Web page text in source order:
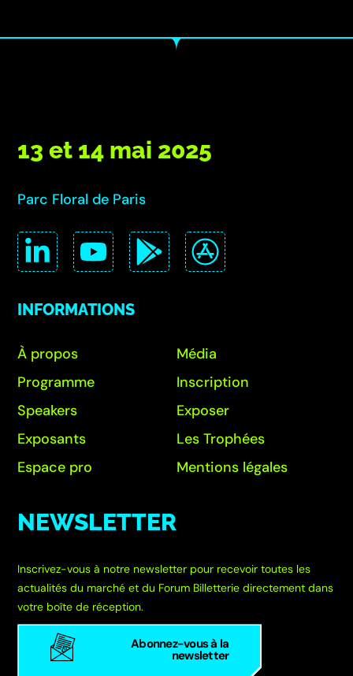
13 et 14 mai 2025
Parc Floral de Paris
INFORMATIONS
À propos
Programme
Speakers
Exposants
Espace pro
Média
Inscription
Exposer
Les Trophées
Mentions légales
NEWSLETTER
Inscrivez-vous à notre newsletter pour recevoir toutes les
actualités du marché et du Forum Billetterie directement dans
votre boîte de réception.
Abonnez-vous à la
newsletter